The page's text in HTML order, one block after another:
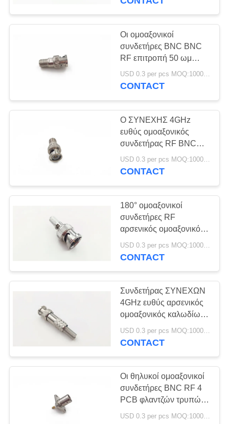
Ομοαξονική
καλωδίων RF
Ηλεκτρικό λουρί
καλωδίων
13
Μέρη σφράγισης
Συνδετήρας
επιγραφών
καρφιτσών
26
Οι ομοαξονικοί
συνδετήρες BNC BNC
RF επιτροπή 50 ωμ
τοποθετούν τον
ομοαξονικό συνδετήρα
USD 0.3 per pcs MOQ:1000pcs
CONTACT
Ο ΣΥΝΕΧΗΣ 4GHz
ευθύς ομοαξονικός
συνδετήρας RF BNC
αρσενικό 50 ωμ πείθει
το σφιγκτήρα
USD 0.3 per pcs MOQ:1000pcs
CONTACT
180° ομοαξονικοί
συνδετήρες RF
αρσενικός ομοαξονικός
συνδετήρας καλωδίων
καλωδίων 50 ωμ
CONTACT
Συνδετήρας ΣΥΝΕΧΩΝ
4GHz ευθύς αρσενικός
ομοαξονικός καλωδίων/
ομοαξονικός
συνδετήρας δύναμης
USD 0.3 per pcs MOQ:1000pcs
CONTACT
Οι θηλυκοί ομοαξονικοί
συνδετήρες BNC RF 4
PCB φλαντζών τρυπών
πείθουν το θηλυκό
USD 0.3 per pcs MOQ:1000pcs